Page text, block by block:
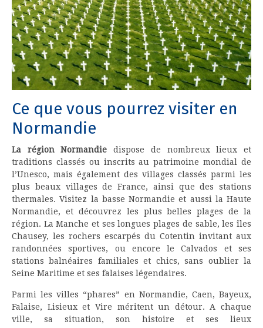
Ce que vous pourrez visiter en
Normandie
La région Normandie dispose de nombreux lieux et
traditions classés ou inscrits au patrimoine mondial de
l’Unesco, mais également des villages classés parmi les
plus beaux villages de France, ainsi que des stations
thermales. Visitez la basse Normandie et aussi la Haute
Normandie, et découvrez les plus belles plages de la
région. La Manche et ses longues plages de sable, les îles
Chausey, les rochers escarpés du Cotentin invitant aux
randonnées sportives, ou encore le Calvados et ses
stations balnéaires familiales et chics, sans oublier la
Seine Maritime et ses falaises légendaires.
Parmi les villes “phares” en Normandie, Caen, Bayeux,
Falaise, Lisieux et Vire méritent un détour. A chaque
ville, sa situation, son histoire et ses lieux